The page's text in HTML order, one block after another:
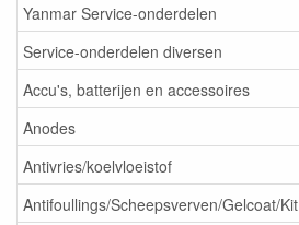
Yanmar Service-onderdelen
Service-onderdelen diversen
Accu's, batterijen en accessoires
Anodes
Antivries/koelvloeistof
Antifoullings/Scheepsverven/Gelcoat/Kit